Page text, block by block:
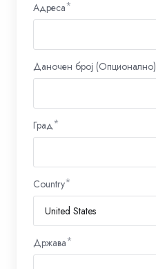
Адреса
Даночен број (Опционално)
Град
Country
Држава